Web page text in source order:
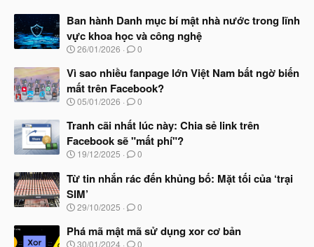
Ban hành Danh mục bí mật nhà nước trong lĩnh
vực khoa học và công nghệ
N
à
y
b
ắ
đ
ầ
u
26/01/2026 0
Vì sao nhiều fanpage lớn Việt Nam bất ngờ biến
mất trên Facebook?
N
à
b
ắ
đ
ầ
u
05/01/2026 0
Tranh cãi nhất lúc này: Chia sẻ link trên
Facebook sẽ "mất phí"?
N
à
y
b
ắ
đ
ầ
19/12/2025 0
Từ tin nhắn rác đến khủng bố: Mặt tối của ‘trại
SIM’
N
à
y
29/10/2025 0
Phá mã mật mã sử dụng xor cơ bản
N
30/01/2024 0